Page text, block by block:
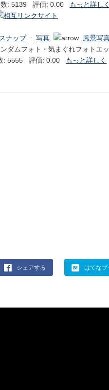
数: 5139 評価: 0.00
もっと詳しく
ナップ: 写真 風景写
ダムフォト・気まぐれフォトエッ
: 5555 評価: 0.00
もっと詳しく
シェアする はてなブ